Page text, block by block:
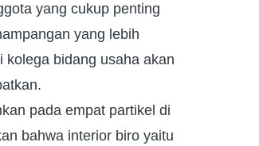
yang cukup penting
yang lebih
kolega bidang usaha akan
pada empat partikel di
bahwa interior biro yaitu